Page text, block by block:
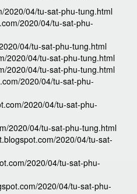
2020/04/tu-sat-phu-tung.html
2020/04/tu-sat-phu-
04/tu-sat-phu-tung.html
2020/04/tu-sat-phu-tung.html
2020/04/tu-sat-phu-tung.html
2020/04/tu-sat-phu-
2020/04/tu-sat-phu-
2020/04/tu-sat-phu-tung.html
2020/04/tu-sat-
2020/04/tu-sat-phu-
2020/04/tu-sat-phu-